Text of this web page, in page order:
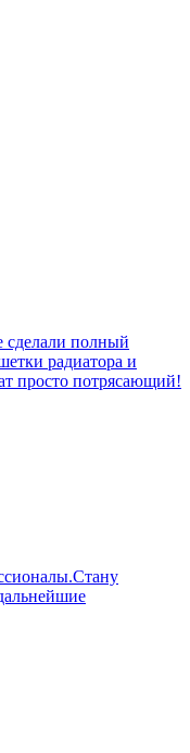
сделали полный
радиатора и
просто потрясающий!